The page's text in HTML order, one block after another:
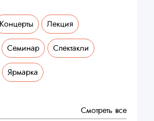
Концерты Лекция
Семинар Спектакли
Ярмарка
Смотреть все